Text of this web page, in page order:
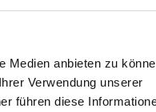
Medien anbieten zu
Verwendung unserer
führen diese
bei gleicher
und die Effizienz